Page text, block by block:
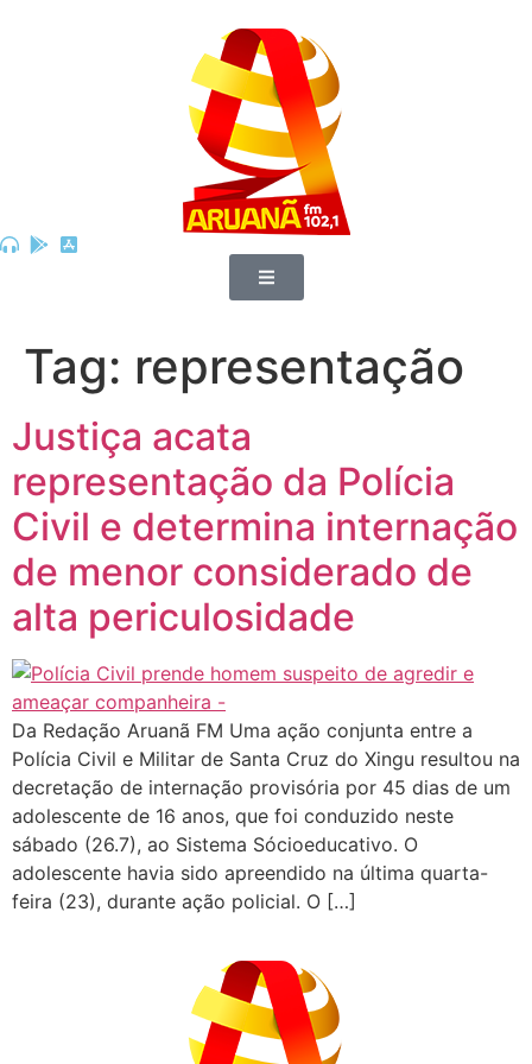
Tag: representação
Justiça acata
representação da Polícia
Civil e determina internação
de menor considerado de
alta periculosidade
Da Redação Aruanã FM Uma ação conjunta entre a
Polícia Civil e Militar de Santa Cruz do Xingu resultou na
decretação de internação provisória por 45 dias de um
adolescente de 16 anos, que foi conduzido neste
sábado (26.7), ao Sistema Sócioeducativo. O
adolescente havia sido apreendido na última quarta-
feira (23), durante ação policial. O […]